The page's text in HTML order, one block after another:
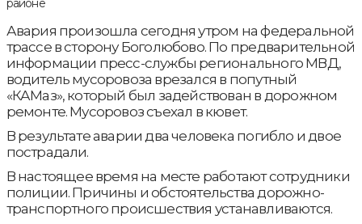
Авария произошла сегодня утром на федеральной
трассе в сторону Боголюбово. По предварительной
информации пресс-службы регионального МВД,
водитель мусоровоза врезался в попутный
«КАМаз», который был задействован в дорожном
ремонте. Мусоровоз съехал в кювет.
В результате аварии два человека погибло и двое
пострадали.
В настоящее время на месте работают сотрудники
полиции. Причины и обстоятельства дорожно-
транспортного происшествия устанавливаются.